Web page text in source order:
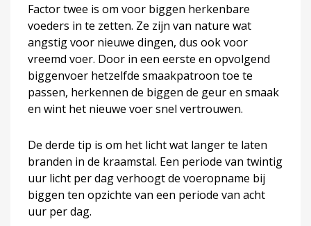
Factor twee is om voor biggen herkenbare
voeders in te zetten. Ze zijn van nature wat
angstig voor nieuwe dingen, dus ook voor
vreemd voer. Door in een eerste en opvolgend
biggenvoer hetzelfde smaakpatroon toe te
passen, herkennen de biggen de geur en smaak
en wint het nieuwe voer snel vertrouwen.
De derde tip is om het licht wat langer te laten
branden in de kraamstal. Een periode van twintig
uur licht per dag verhoogt de voeropname bij
biggen ten opzichte van een periode van acht
uur per dag.